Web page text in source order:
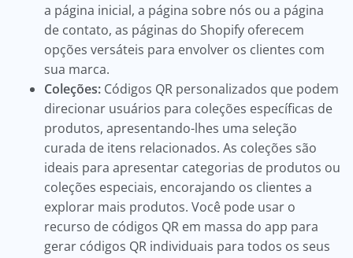
a página inicial, a página sobre nós ou a página
de contato, as páginas do Shopify oferecem
opções versáteis para envolver os clientes com
sua marca.
Coleções: Códigos QR personalizados que podem
direcionar usuários para coleções específicas de
produtos, apresentando-lhes uma seleção
curada de itens relacionados. As coleções são
ideais para apresentar categorias de produtos ou
coleções especiais, encorajando os clientes a
explorar mais produtos. Você pode usar o
recurso de códigos QR em massa do app para
gerar códigos QR individuais para todos os seus